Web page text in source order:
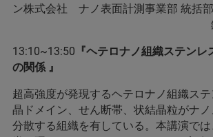
ン株式会社 ナノ表面計測事業部 統括
鈴木 大
13:10~13:50 『ヘテロナノ組織ステン
の関係 』
超高強度が発現するヘテロナノ組織ス
晶ドメイン、せん断帯、状結晶粒がナ
分散する組織を有している。本講演で